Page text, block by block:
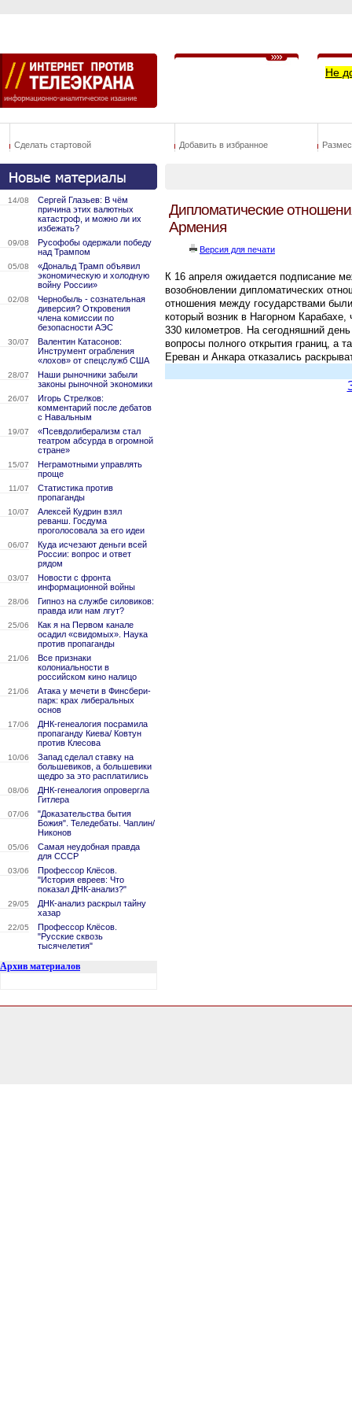
Не
Сделать стартовой Добавить в избранное
14/08
Сергей Глазьев: В чём
причина этих валютных
катастроф, и можно ли их
избежать?
09/08
Русофобы одержали победу
над Трампом
05/08
«Дональд Трамп объявил
экономическую и холодную
войну России»
02/08
Чернобыль - сознательная
диверсия? Откровения
члена комиссии по
безопасности АЭС
30/07
Валентин Катасонов:
Инструмент ограбления
«лохов» от спецслужб США
28/07
Наши рыночники забыли
законы рыночной экономики
26/07
Игорь Стрелков:
комментарий после дебатов
с Навальным
19/07
«Псевдолиберализм стал
театром абсурда в огромной
стране»
15/07
Неграмотными управлять
проще
11/07
Статистика против
пропаганды
10/07
Алексей Кудрин взял
реванш. Госдума
проголосовала за его идеи
06/07
Куда исчезают деньги всей
России: вопрос и ответ
рядом
03/07
Новости с фронта
информационной войны
28/06
Гипноз на службе силовиков:
правда или нам лгут?
25/06
Как я на Первом канале
осадил «свидомых». Наука
против пропаганды
21/06
Все признаки
колониальности в
российском кино налицо
21/06
Атака у мечети в Финсбери-
парк: крах либеральных
основ
17/06
ДНК-генеалогия посрамила
пропаганду Киева/ Ковтун
против Клесова
10/06
Запад сделал ставку на
большевиков, а большевики
щедро за это расплатились
08/06
ДНК-генеалогия опровергла
Гитлера
07/06
"Доказательства бытия
Божия". Теледебаты. Чаплин/
Никонов
05/06
Самая неудобная правда
для СССР
03/06
Профессор Клёсов.
"История евреев: Что
показал ДНК-анализ?"
29/05
ДНК-анализ раскрыл тайну
хазар
22/05
Профессор Клёсов.
"Русские сквозь
тысячелетия"
Архив материалов
Дипломатические
Армения
Версия для печати
К 16 апреля ожидается подписание
возобновлении дипломатических
отношения между государствами
который возник в Нагорном
330 километров. На сегодняшний
вопросы полного открытия границ, а
Ереван и Анкара отказались